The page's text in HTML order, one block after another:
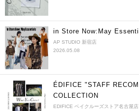
in Store Now:May
AP STUDIO 新宿店
2026.05.08
ÉDIFICE "STAFF
COLLECTION
EDIFICE ベイクルーズストア名古屋店